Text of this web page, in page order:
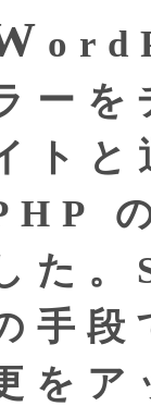
ーを
トと
た
手段
をア